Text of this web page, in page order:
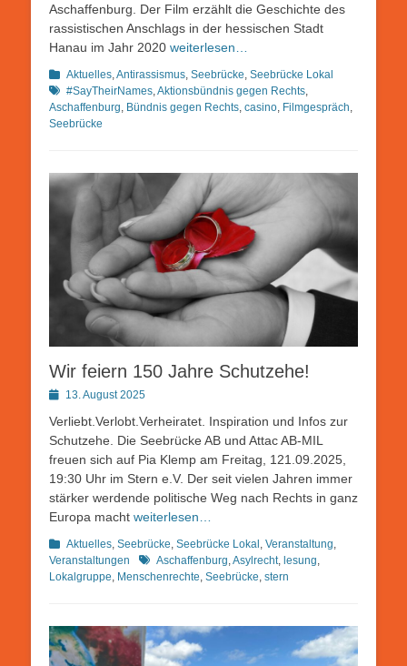
Aschaffenburg. Der Film erzählt die Geschichte des
rassistischen Anschlags in der hessischen Stadt
Hanau im Jahr 2020 weiterlesen…
Kategorien
Aktuelles,Antirassismus, Seebrücke, Seebrücke Lokal
#SayTheirNames,Aktionsbündnis gegen Rechts,
Aschaffenburg, Bündnis gegen Rechts, casino, Filmgespräch,
Seebrücke
Wir feiern 150 Jahre Schutzehe!
Posted13. August 2025
Verliebt.Verlobt.Verheiratet. Inspiration und Infos zur
Schutzehe. Die Seebrücke AB und Attac AB-MIL
freuen sich auf Pia Klemp am Freitag, 121.09.2025,
19:30 Uhr im Stern e.V. Der seit vielen Jahren immer
stärker werdende politische Weg nach Rechts in ganz
Europa macht weiterlesen…
Kategorien
Aktuelles, Seebrücke, Seebrücke Lokal , Veranstaltung,
Veranstaltungen
Schlagworte
Aschaffenburg,Asylrecht, lesung,
Lokalgruppe, Menschenrechte, Seebrücke, stern